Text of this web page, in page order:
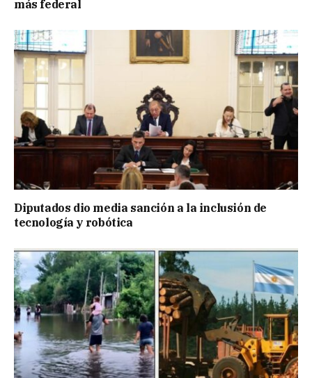
más federal
Diputados dio media sanción a la inclusión de
tecnología y robótica